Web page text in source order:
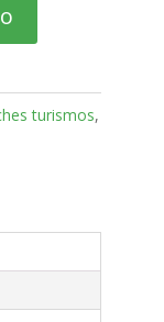
turismos,